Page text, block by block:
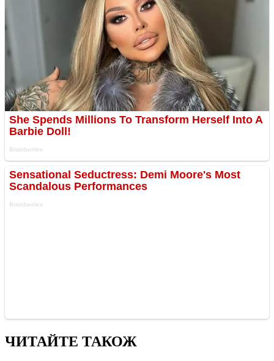
ЧИТАЙТЕ ТАКОЖ